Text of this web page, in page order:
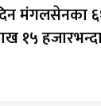
मंगलसेनका
१५